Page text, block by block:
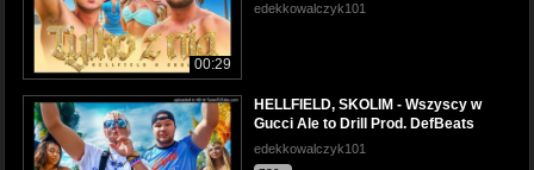
00:29
edekkowalczyk101
HELLFIELD, SKOLIM - Wszyscy w
Gucci Ale to Drill Prod. DefBeats
edekkowalczyk101